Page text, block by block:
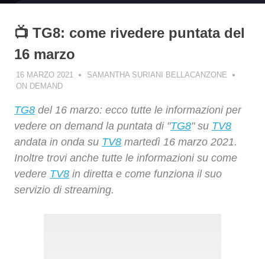
📺 TG8: come rivedere puntata del
16 marzo
16 MARZO 2021
SAMANTHA SURIANI BELLACANZONE
ON DEMAND
TG8 del 16 marzo: ecco tutte le informazioni per
vedere on demand la puntata di "TG8" su TV8
andata in onda su TV8 martedì 16 marzo 2021.
Inoltre trovi anche tutte le informazioni su come
vedere TV8 in diretta e come funziona il suo
servizio di streaming.